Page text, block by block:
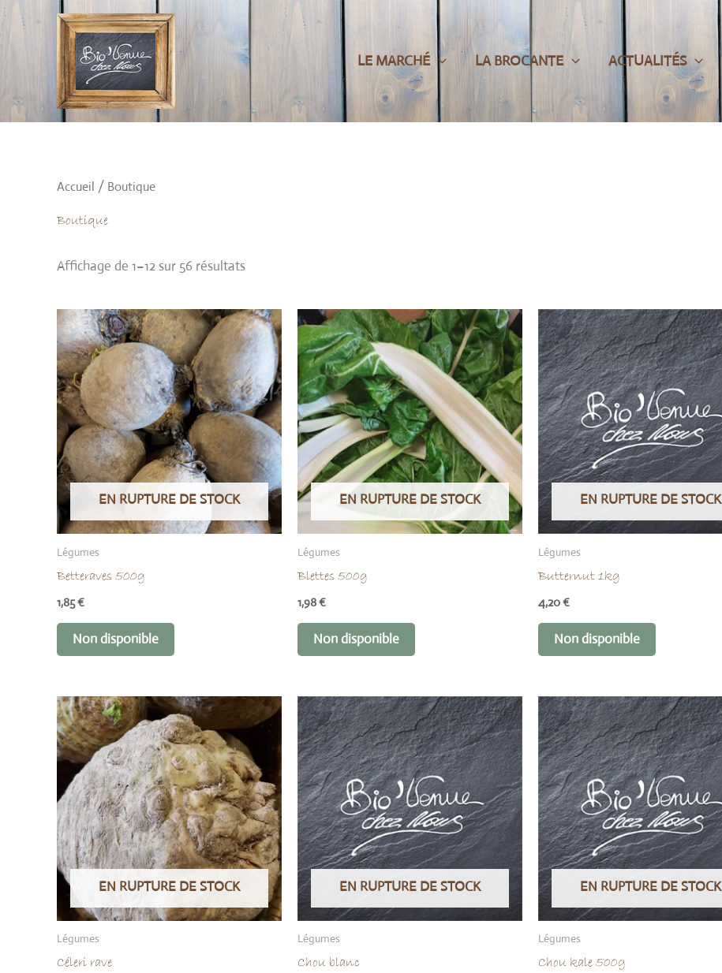
Aller
LE MARCHÉ LA BROCANTE ACTUALITÉS
Accueil / Boutique
Boutique
Affichage de 1–12 sur 56 résultats
EN RUPTURE DE STOCK
Légumes
Betteraves 500g
1,85€
Non disponible
EN RUPTURE DE STOCK
Légumes
Blettes 500g
1,98€
Non disponible
EN RUPTURE DE STOCK
Légumes
Butternut 1kg
4,20€
Non disponible
EN RUPTURE DE STOCK
Légumes
Céleri rave
EN RUPTURE DE STOCK
Légumes
Chou blanc
EN RUPTURE DE STOCK
Légumes
Chou kale 500g